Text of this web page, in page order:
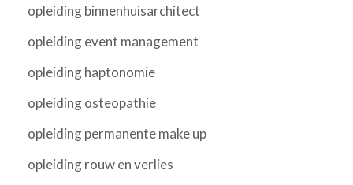
opleiding binnenhuisarchitect
opleiding event management
opleiding haptonomie
opleiding osteopathie
opleiding permanente make up
opleiding rouw en verlies